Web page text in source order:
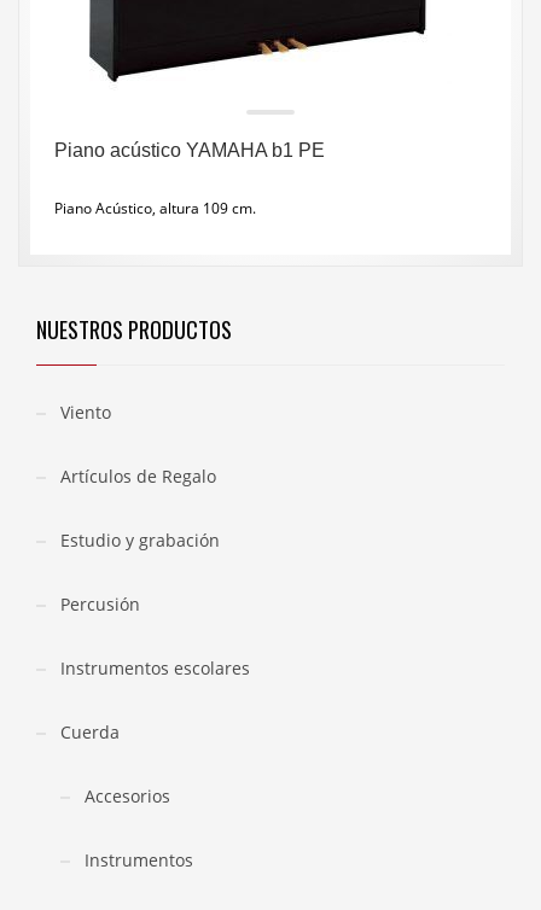
Piano acústico YAMAHA b1 PE
Piano Acústico, altura 109 cm.
NUESTROS PRODUCTOS
Viento
Artículos de Regalo
Estudio y grabación
Percusión
Instrumentos escolares
Cuerda
Accesorios
Instrumentos